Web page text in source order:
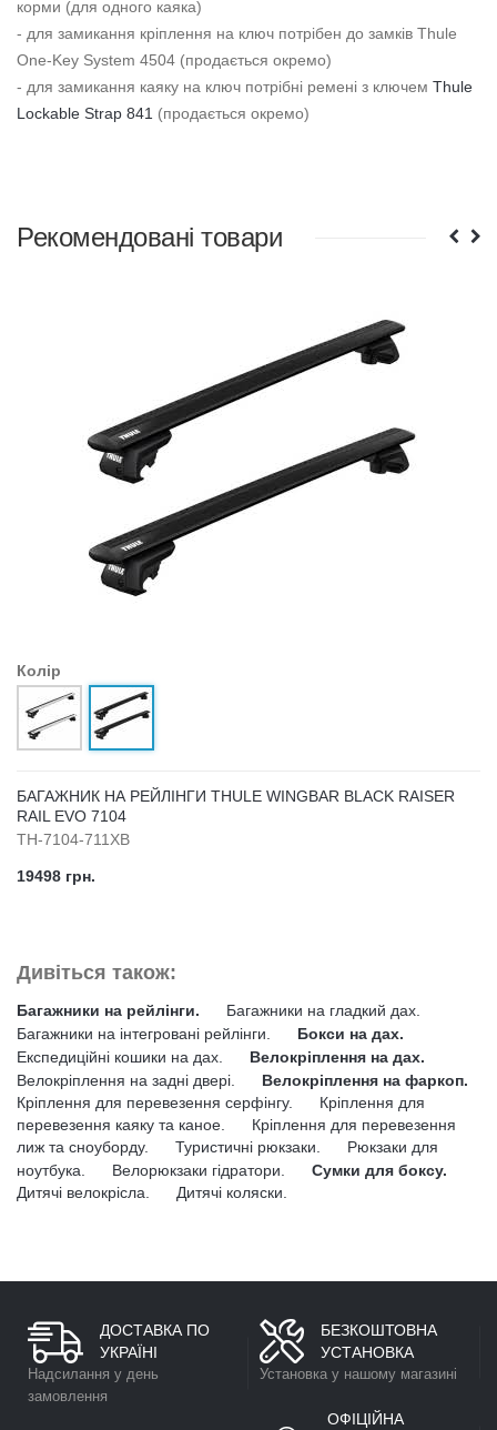
корми (для одного каяка)
- для замикання кріплення на ключ потрібен до замків Thule
One-Key System 4504 (продається окремо)
- для замикання каяку на ключ потрібні ремені з ключем Thule
Lockable Strap 841 (продається окремо)
Рекомендовані товари
Колір
БАГАЖНИК НА РЕЙЛІНГИ THULE WINGBAR BLACK RAISER
RAIL EVO 7104
TH-7104-711XB
19498 грн.
Дивіться також:
Багажники на рейлінги.
Багажники на гладкий дах.
Багажники на інтегровані рейлінги.
Бокси на дах.
Експедиційні кошики на дах.
Велокріплення на дах.
Велокріплення на задні двері.
Велокріплення на фаркоп.
Кріплення для перевезення серфінгу.
Кріплення для
перевезення каяку та каное.
Кріплення для перевезення
лиж та сноуборду.
Туристичні рюкзаки.
Рюкзаки для
ноутбука.
Велорюкзаки гідратори.
Сумки для боксу.
Дитячі велокрісла.
Дитячі коляски.
ДОСТАВКА ПО
УКРАЇНІ
Надсилання у день
замовлення
БЕЗКОШТОВНА
УСТАНОВКА
Установка у нашому магазині
ОФІЦІЙНА